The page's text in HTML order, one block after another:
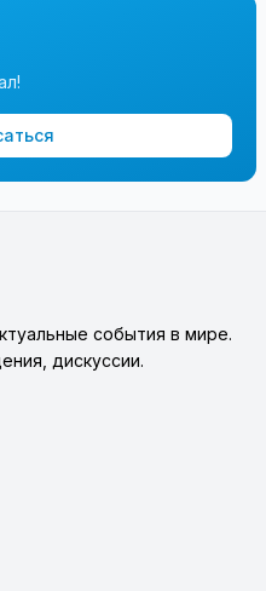
события в мире.
дискуссии.